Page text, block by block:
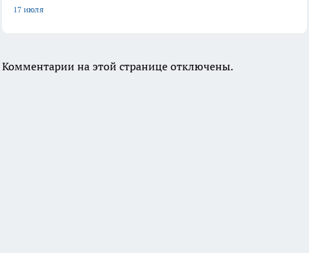
17 июля
Комментарии на этой странице отключены.